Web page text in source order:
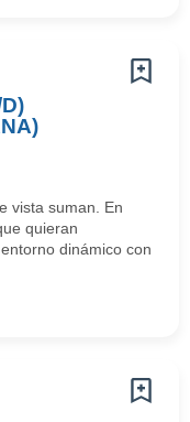
vista suman. En
quieran
dinámico con